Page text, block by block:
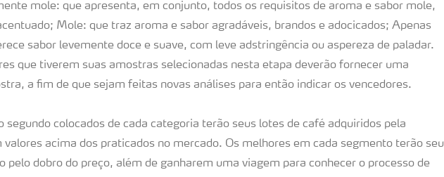
mole: que apresenta, em conjunto, todos os requisitos de aroma e sabor mole,
Mole: que traz aroma e sabor agradáveis, brandos e adocicados; Apenas
sabor levemente doce e suave, com leve adstringência ou aspereza de paladar.
que tiverem suas amostras selecionadas nesta etapa deverão fornecer uma
a fim de que sejam feitas novas análises para então indicar os vencedores.
segundo colocados de cada categoria terão seus lotes de café adquiridos pela
valores acima dos praticados no mercado. Os melhores em cada segmento terão seu
pelo dobro do preço, além de ganharem uma viagem para conhecer o processo de